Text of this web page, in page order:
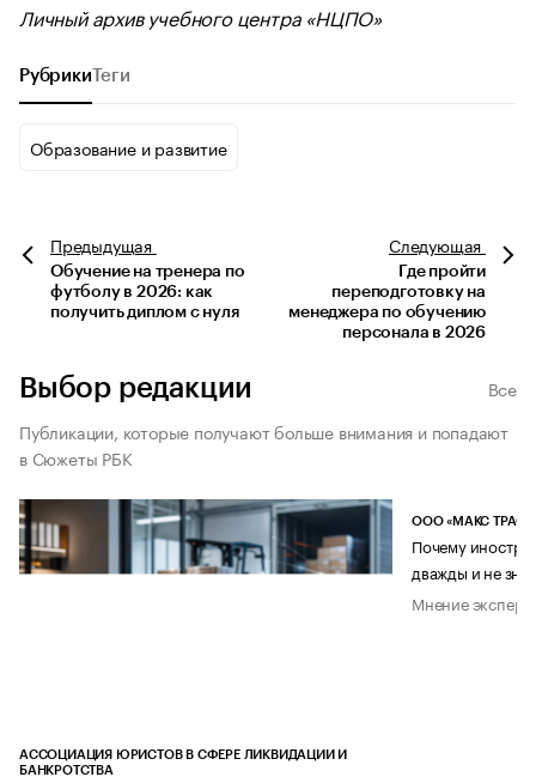
Личный архив учебного центра «НЦПО»
Рубрики Теги
Образование и развитие
Предыдущая
Обучение на тренера по
футболу в 2026: как
получить диплом с нуля
Следующая
Где пройти
переподготовку на
менеджера по обучению
персонала в 2026
Выбор редакции
Все
Публикации, которые получают больше внимания и попадают
в Сюжеты РБК
АССОЦИАЦИЯ ЮРИСТОВ В СФЕРЕ ЛИКВИДАЦИИ И
БАНКРОТСТВА
ООО «МАКС ТРАСТ»
Почему
дважды и не
Мнение